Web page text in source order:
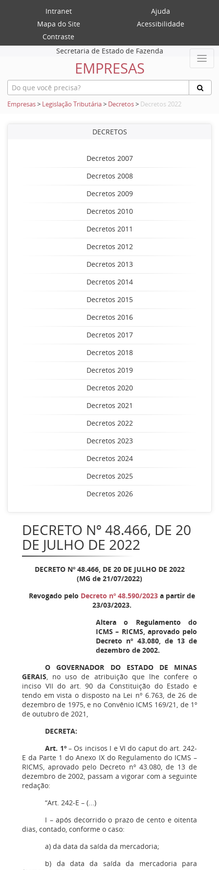
Intranet
Ajuda
Mapa do Site
Acessibilidade
Contraste
Secretaria de Estado de Fazenda
EMPRESAS
Empresas> Legislação Tributária> Decretos> Decretos 2022
DECRETOS
Decretos 2007
Decretos 2008
Decretos 2009
Decretos 2010
Decretos 2011
Decretos 2012
Decretos 2013
Decretos 2014
Decretos 2015
Decretos 2016
Decretos 2017
Decretos 2018
Decretos 2019
Decretos 2020
Decretos 2021
Decretos 2022
Decretos 2023
Decretos 2024
Decretos 2025
Decretos 2026
DECRETO Nº 48.466, DE 20
DE JULHO DE 2022
DECRETO Nº 48.466, DE 20 DE JULHO DE 2022
(MG de 21/07/2022)
Revogado pelo Decreto nº 48.590/2023a partir de
23/03/2023.
Altera o Regulamento do
ICMS – RICMS, aprovado pelo
Decreto nº 43.080, de 13 de
dezembro de 2002.
O GOVERNADOR DO ESTADO DE MINAS
GERAIS, no uso de atribuição que lhe confere o
inciso VII do art. 90 da Constituição do Estado e
tendo em vista o disposto na Lei nº 6.763, de 26 de
dezembro de 1975, e no Convênio ICMS 169/21, de 1º
de outubro de 2021,
DECRETA:
Art. 1º– Os incisos I e VI do caput do art. 242-
E da Parte 1 do Anexo IX do Regulamento do ICMS –
RICMS, aprovado pelo Decreto nº 43.080, de 13 de
dezembro de 2002, passam a vigorar com a seguinte
redação:
“Art. 242-E – (...)
I – após decorrido o prazo de cento e oitenta
dias, contado, conforme o caso:
a) da data da saída da mercadoria;
b) da data da saída da mercadoria para